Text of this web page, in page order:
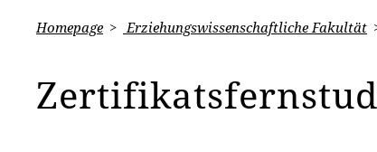
Homepage Erziehungswissenschaftliche Fakultät